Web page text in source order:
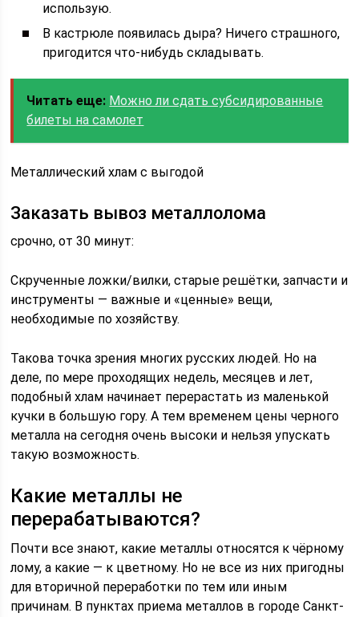
использую.
В кастрюле появилась дыра? Ничего страшного,
пригодится что-нибудь складывать.
Читать еще: Можно ли сдать субсидированные
билеты на самолет
Металлический хлам с выгодой
Заказать вывоз металлолома
срочно, от 30 минут:
Скрученные ложки/вилки, старые решётки, запчасти и
инструменты — важные и «ценные» вещи,
необходимые по хозяйству.
Такова точка зрения многих русских людей. Но на
деле, по мере проходящих недель, месяцев и лет,
подобный хлам начинает перерастать из маленькой
кучки в большую гору. А тем временем цены черного
металла на сегодня очень высоки и нельзя упускать
такую возможность.
Какие металлы не
перерабатываются?
Почти все знают, какие металлы относятся к чёрному
лому, а какие — к цветному. Но не все из них пригодны
для вторичной переработки по тем или иным
причинам. В пунктах приема металлов в городе Санкт-